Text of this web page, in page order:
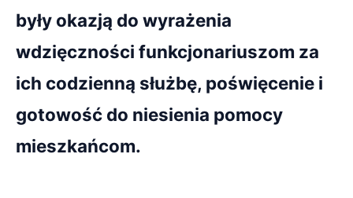
były okazją do wyrażenia
wdzięczności funkcjonariuszom za
ich codzienną służbę, poświęcenie i
gotowość do niesienia pomocy
mieszkańcom.